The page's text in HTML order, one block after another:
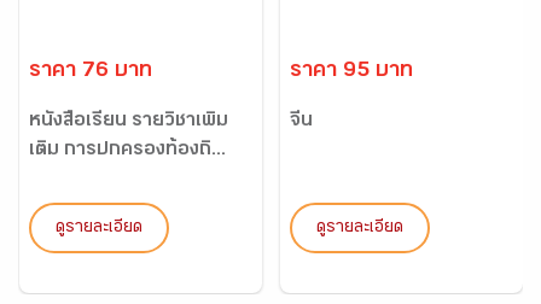
ราคา 76 บาท
หนังสือเรียน รายวิชาเพิ่ม
เติม การปกครองท้องถิ...
ดูรายละเอียด
ราคา 95 บาท
จีน
ดูรายละเอียด